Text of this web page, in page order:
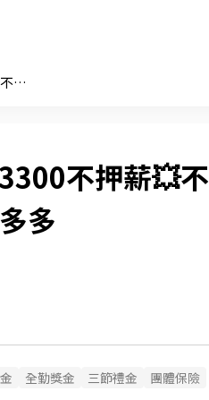
長期280H高薪挑戰✈️日領$3300不押薪💥不扣手續費💥航空物流🪧加班多多
不押薪💥不
多
全勤獎金 三節禮金 團體保險